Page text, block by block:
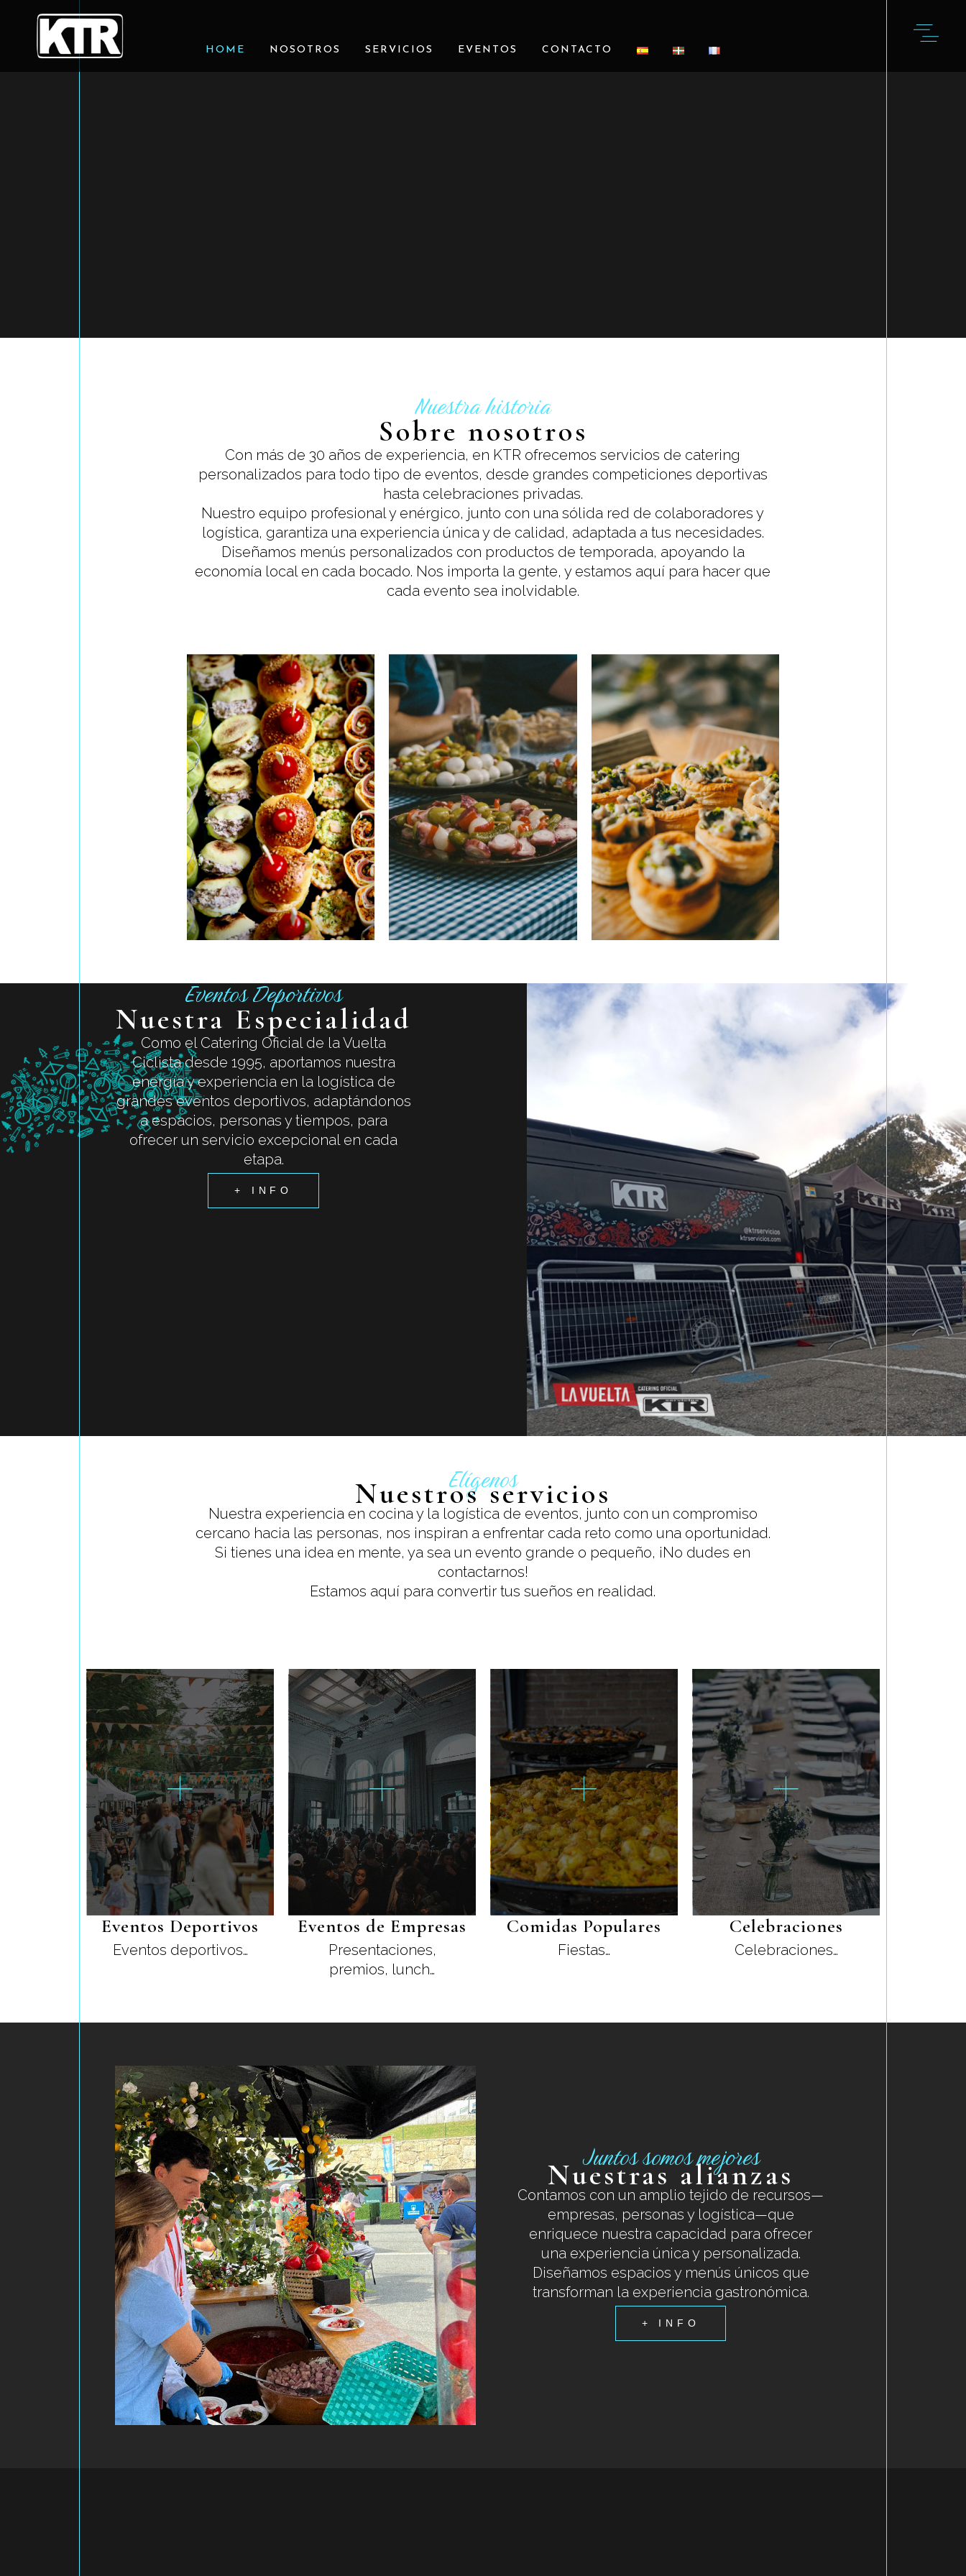
HOME NOSOTROS SERVICIOS EVENTOS CONTACTO
Nuestra historia
Sobre nosotros
Con más de 30 años de experiencia, en KTR ofrecemos servicios de catering
personalizados para todo tipo de eventos, desde grandes competiciones deportivas
hasta celebraciones privadas.
Nuestro equipo profesional y enérgico, junto con una sólida red de colaboradores y
logística, garantiza una experiencia única y de calidad, adaptada a tus necesidades.
Diseñamos menús personalizados con productos de temporada, apoyando la
economía local en cada bocado. Nos importa la gente, y estamos aquí para hacer que
cada evento sea inolvidable.
Eventos Deportivos
Nuestra Especialidad
Como el Catering Oficial de la Vuelta
Ciclista desde 1995, aportamos nuestra
energía y experiencia en la logística de
grandes eventos deportivos, adaptándonos
a espacios, personas y tiempos, para
ofrecer un servicio excepcional en cada
etapa.
+ INFO
Elígenos
Nuestros servicios
Nuestra experiencia en cocina y la logística de eventos, junto con un compromiso
cercano hacia las personas, nos inspiran a enfrentar cada reto como una oportunidad.
Si tienes una idea en mente, ya sea un evento grande o pequeño, ¡No dudes en
contactarnos!
Estamos aquí para convertir tus sueños en realidad.
Eventos Deportivos
Eventos deportivos…
Eventos de Empresas
Presentaciones,
premios, lunch…
Comidas Populares
Fiestas…
Celebraciones
Celebraciones…
Juntos somos mejores
Nuestras alianzas
Contamos con un amplio tejido de recursos—
empresas, personas y logística—que
enriquece nuestra capacidad para ofrecer
una experiencia única y personalizada.
Diseñamos espacios y menús únicos que
transforman la experiencia gastronómica.
+ INFO